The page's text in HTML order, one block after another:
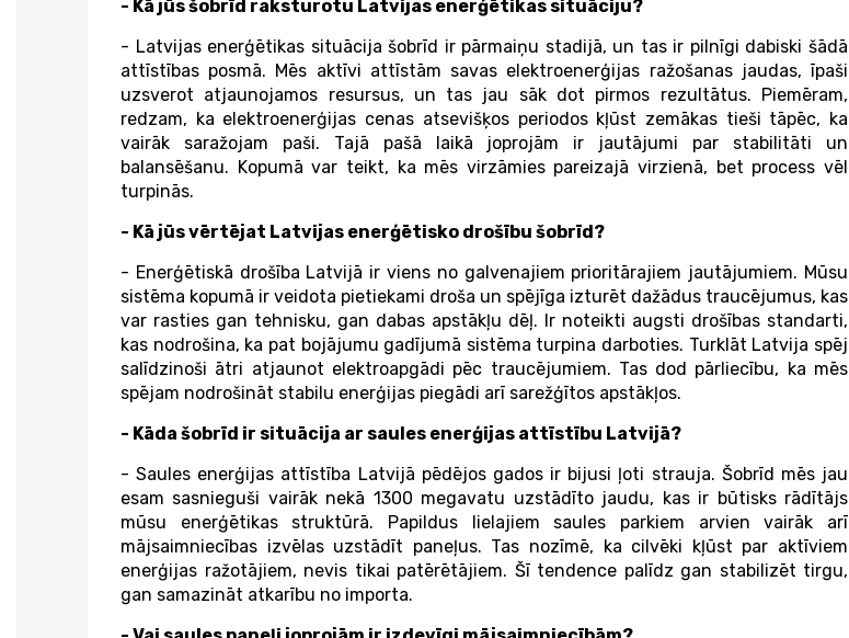
- Kā jūs šobrīd raksturotu Latvijas enerģētikas situāciju?
- Latvijas enerģētikas situācija šobrīd ir pārmaiņu stadijā, un tas ir pilnīgi dabiski šādā
attīstības posmā. Mēs aktīvi attīstām savas elektroenerģijas ražošanas jaudas, īpaši
uzsverot atjaunojamos resursus, un tas jau sāk dot pirmos rezultātus. Piemēram,
redzam, ka elektroenerģijas cenas atsevišķos periodos kļūst zemākas tieši tāpēc, ka
vairāk saražojam paši. Tajā pašā laikā joprojām ir jautājumi par stabilitāti un
balansēšanu. Kopumā var teikt, ka mēs virzāmies pareizajā virzienā, bet process vēl
turpinās.
- Kā jūs vērtējat Latvijas enerģētisko drošību šobrīd?
- Enerģētiskā drošība Latvijā ir viens no galvenajiem prioritārajiem jautājumiem. Mūsu
sistēma kopumā ir veidota pietiekami droša un spējīga izturēt dažādus traucējumus, kas
var rasties gan tehnisku, gan dabas apstākļu dēļ. Ir noteikti augsti drošības standarti,
kas nodrošina, ka pat bojājumu gadījumā sistēma turpina darboties. Turklāt Latvija spēj
salīdzinoši ātri atjaunot elektroapgādi pēc traucējumiem. Tas dod pārliecību, ka mēs
spējam nodrošināt stabilu enerģijas piegādi arī sarežģītos apstākļos.
- Kāda šobrīd ir situācija ar saules enerģijas attīstību Latvijā?
- Saules enerģijas attīstība Latvijā pēdējos gados ir bijusi ļoti strauja. Šobrīd mēs jau
esam sasnieguši vairāk nekā 1300 megavatu uzstādīto jaudu, kas ir būtisks rādītājs
mūsu enerģētikas struktūrā. Papildus lielajiem saules parkiem arvien vairāk arī
mājsaimniecības izvēlas uzstādīt paneļus. Tas nozīmē, ka cilvēki kļūst par aktīviem
enerģijas ražotājiem, nevis tikai patērētājiem. Šī tendence palīdz gan stabilizēt tirgu,
gan samazināt atkarību no importa.